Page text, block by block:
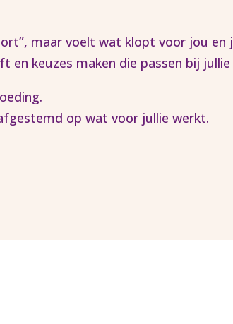
maar voelt wat klopt voor jou en
keuzes maken die passen bij jullie
op wat voor jullie werkt.